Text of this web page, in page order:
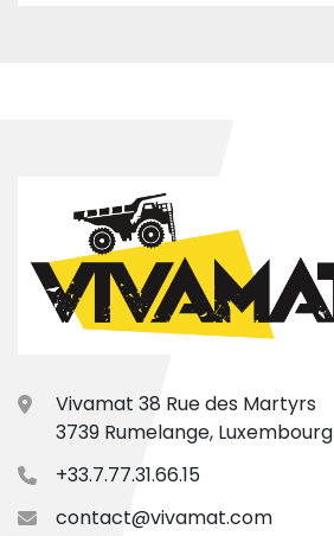
Vivamat 38 Rue des Martyrs
3739 Rumelange, Luxembourg
+33.7.77.31.66.15
contact@vivamat.com